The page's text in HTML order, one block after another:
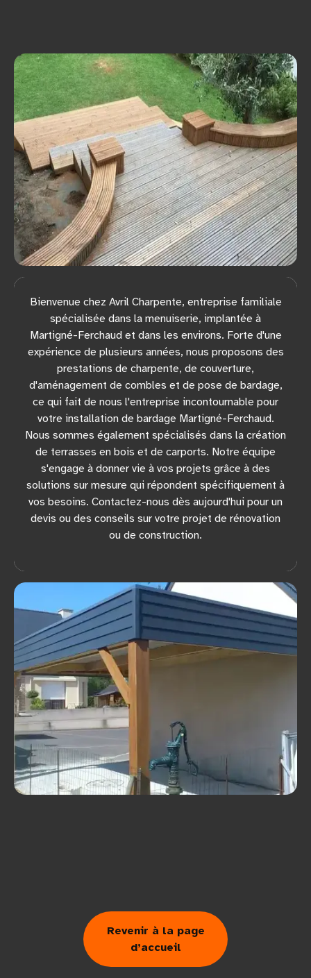
Bienvenue chez Avril Charpente, entreprise familiale
spécialisée dans la menuiserie, implantée à
Martigné-Ferchaud et dans les environs. Forte d'une
expérience de plusieurs années, nous proposons des
prestations de charpente, de couverture,
d'aménagement de combles et de pose de bardage,
ce qui fait de nous l'entreprise incontournable pour
votre installation de bardage Martigné-Ferchaud.
Nous sommes également spécialisés dans la création
de terrasses en bois et de carports. Notre équipe
s'engage à donner vie à vos projets grâce à des
solutions sur mesure qui répondent spécifiquement à
vos besoins. Contactez-nous dès aujourd'hui pour un
devis ou des conseils sur votre projet de rénovation
ou de construction.
Revenir à la page
d’accueil